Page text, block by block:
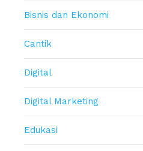
Bisnis dan Ekonomi
Cantik
Digital
Digital Marketing
Edukasi